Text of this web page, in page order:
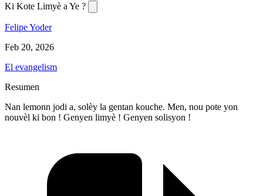
Ki Kote Limyè a Ye ?
Felipe Yoder
Feb 20, 2026
El evangelism
Resumen
Nan lemonn jodi a, solèy la gentan kouche. Men, nou pote yon
nouvèl ki bon ! Genyen limyè ! Genyen solisyon !